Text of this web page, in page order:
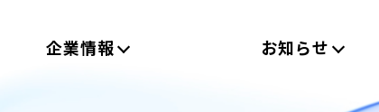
企業情報 お知らせ